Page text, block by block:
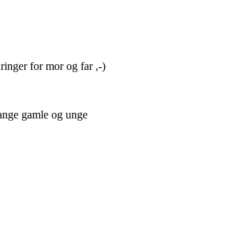
for mor og far ,-)
gamle og unge